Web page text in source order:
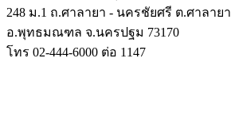
248 ม.1 ถ.ศาลายา - นครชัยศรี ต.ศาลายา
อ.พุทธมณฑล จ.นครปฐม 73170
โทร 02-444-6000 ต่อ 1147